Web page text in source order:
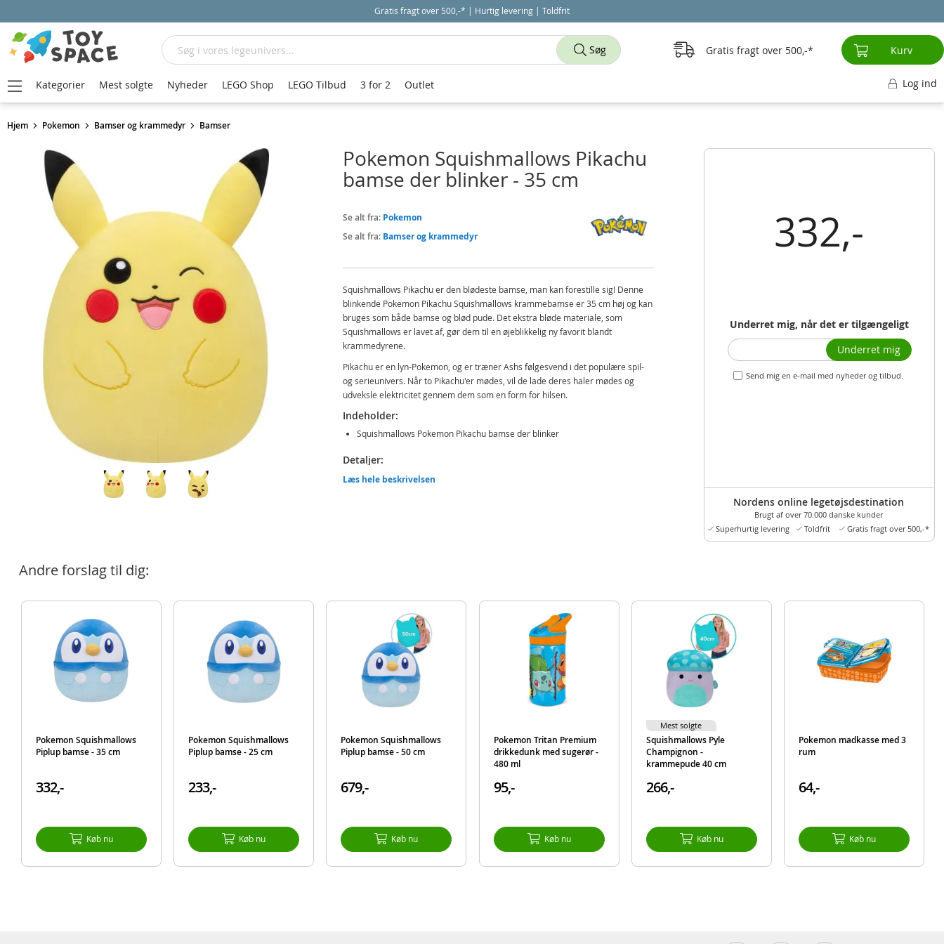
Gratis fragt over 500,-* | Hurtig levering | Toldfrit
Hjem Pokemon Bamser og krammedyr Bamser
332,-
Underret mig, når det er tilgængeligt
Send mig en e-mail med nyheder og tilbud.
Underret mig
Nordens online legetøjsdestination
Brugt af over 70.000 danske kunder
Superhurtig levering
Toldfrit Gratis fragt over 500,-*
Pokemon Squishmallows Pikachu
bamse der blinker - 35 cm
Se alt fra: Pokemon
Se alt fra: Bamser og krammedyr
Squishmallows Pikachu er den blødeste bamse, man kan forestille sig! Denne
blinkende Pokemon Pikachu Squishmallows krammebamse er 35 cm høj og kan
bruges som både bamse og blød pude. Det ekstra bløde materiale, som
Squishmallows er lavet af, gør dem til en øjeblikkelig ny favorit blandt
krammedyrene.
Pikachu er en lyn-Pokemon, og er træner Ashs følgesvend i det populære spil-
og serieunivers. Når to Pikachu'er mødes, vil de lade deres haler mødes og
udveksle elektricitet gennem dem som en form for hilsen.
Indeholder:
Squishmallows Pokemon Pikachu bamse der blinker
Detaljer:
Mål: ca. 35 cm (H)
Læs hele beskrivelsen
Andre forslag til dig:
Pokemon Squishmallows
Piplup bamse - 35 cm
332,-
Køb nu
Pokemon Squishmallows
Piplup bamse - 25 cm
233,-
Køb nu
Pokemon Squishmallows
Piplup bamse - 50 cm
679,-
Køb nu
Pokemon Tritan Premium
drikkedunk med sugerør -
480 ml
95,-
Køb nu
Squishmallows Pyle
Champignon -
krammepude 40 cm
266,-
Køb nu
Mest solgte
Pokemon madkasse med 3
rum
64,-
Køb nu
Søg
Søg Gratis fragt over 500,- Kurv
Kategorier Mest solgte Nyheder LEGO Shop LEGO Tilbud 3 for 2 Outlet Log ind